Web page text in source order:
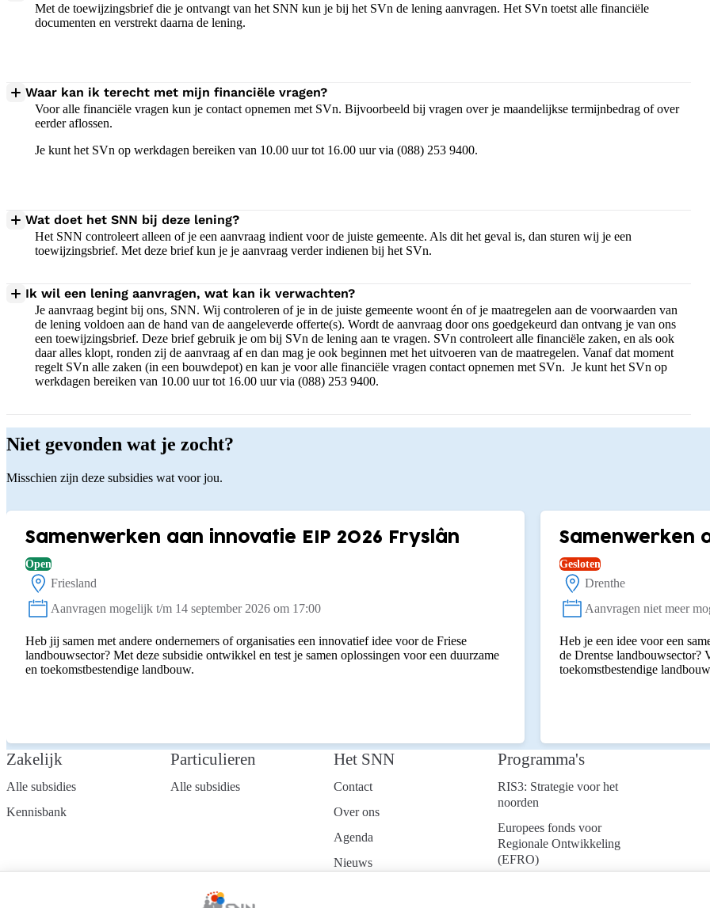
Met de toewijzingsbrief die je ontvangt van het SNN kun je bij het SVn de lening aanvragen. Het SVn toetst alle financiële
documenten en verstrekt daarna de lening.
Waar kan ik terecht met mijn financiële vragen?
Voor alle financiële vragen kun je contact opnemen met SVn. Bijvoorbeeld bij vragen over je maandelijkse termijnbedrag of over
eerder aflossen.
Je kunt het SVn op werkdagen bereiken van 10.00 uur tot 16.00 uur via (088) 253 9400.
Wat doet het SNN bij deze lening?
Het SNN controleert alleen of je een aanvraag indient voor de juiste gemeente. Als dit het geval is, dan sturen wij je een
toewijzingsbrief. Met deze brief kun je je aanvraag verder indienen bij het SVn.
Ik wil een lening aanvragen, wat kan ik verwachten?
Je aanvraag begint bij ons, SNN. Wij controleren of je in de juiste gemeente woont én of je maatregelen aan de voorwaarden van
de lening voldoen aan de hand van de aangeleverde offerte(s). Wordt de aanvraag door ons goedgekeurd dan ontvang je van ons
een toewijzingsbrief. Deze brief gebruik je om bij SVn de lening aan te vragen. SVn controleert alle financiële zaken, en als ook
daar alles klopt, ronden zij de aanvraag af en dan mag je ook beginnen met het uitvoeren van de maatregelen. Vanaf dat moment
regelt SVn alle zaken (in een bouwdepot) en kan je voor alle financiële vragen contact opnemen met SVn. Je kunt het SVn op
werkdagen bereiken van 10.00 uur tot 16.00 uur via (088) 253 9400.
Niet gevonden wat je zocht?
Misschien zijn deze subsidies wat voor jou.
Samenwerken aan innovatie EIP 2026 Fryslân
Open
Locatie:
Friesland
Status:
Aanvragen mogelijk t/m 14 september 2026 om 17:00
Heb jij samen met andere ondernemers of organisaties een innovatief idee voor de Friese
landbouwsector? Met deze subsidie ontwikkel en test je samen oplossingen voor een duurzame
en toekomstbestendige landbouw.
Samenwerken
Gesloten
Locatie:
Drenthe
Status:
Aanvragen niet meer
Heb je een idee voor een
de Drentse landbouwsector?
toekomstbestendige
Zakelijk
Alle subsidies
Kennisbank
Particulieren
Alle subsidies
Het SNN
Contact
Over ons
Agenda
Nieuws
Programma's
RIS3: Strategie voor het
noorden
Europees fonds voor
Regionale Ontwikkeling
(EFRO)